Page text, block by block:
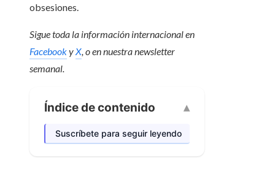
obsesiones.
Sigue toda la información internacional en
FacebookyX, o ennuestra newsletter
semanal.
Índice de contenido
Suscríbete para seguir leyendo